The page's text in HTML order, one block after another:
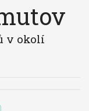
v okolí